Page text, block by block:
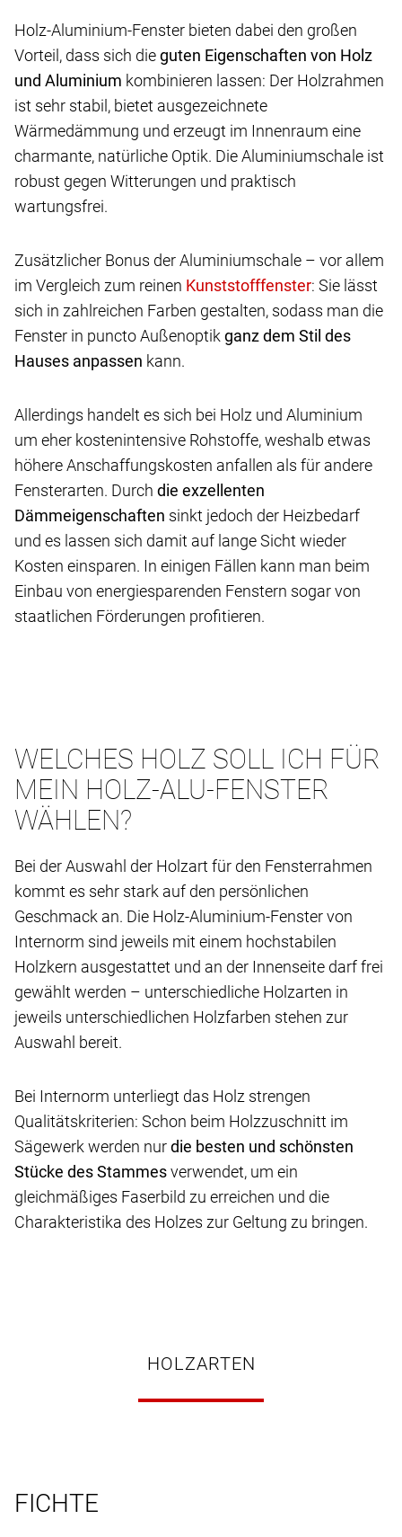
Holz-Aluminium-Fenster bieten dabei den großen
Vorteil, dass sich dieguten Eigenschaften von Holz
und Aluminium kombinieren lassen: Der Holzrahmen
ist sehr stabil, bietet ausgezeichnete
Wärmedämmung und erzeugt im Innenraum eine
charmante, natürliche Optik. Die Aluminiumschale ist
robust gegen Witterungen und praktisch
wartungsfrei.
Zusätzlicher Bonus der Aluminiumschale – vor allem
im Vergleich zum reinen
: Sie lässt
sich in zahlreichen Farben gestalten, sodass man die
Fenster in puncto Außenoptik ganz dem Stil des
Hauses anpassen kann.
Allerdings handelt es sich bei Holz und Aluminium
um eher kostenintensive Rohstoffe, weshalb etwas
höhere Anschaffungskosten anfallen als für andere
Fensterarten. Durch die exzellenten
Dämmeigenschaften sinkt jedoch der Heizbedarf
und es lassen sich damit auf lange Sicht wieder
Kosten einsparen. In einigen Fällen kann man beim
Einbau von energiesparenden Fenstern sogar von
staatlichen Förderungen profitieren.
WELCHES HOLZ SOLL ICH FÜR
MEIN HOLZ-ALU-FENSTER
WÄHLEN?
Bei der Auswahl der Holzart für den Fensterrahmen
kommt es sehr stark auf den persönlichen
Geschmack an. Die Holz-Aluminium-Fenster von
Internorm sind jeweils mit einem hochstabilen
Holzkern ausgestattet und an der Innenseite darf frei
gewählt werden – unterschiedliche Holzarten in
jeweils unterschiedlichen Holzfarben stehen zur
Auswahl bereit.
Bei Internorm unterliegt das Holz strengen
Qualitätskriterien: Schon beim Holzzuschnitt im
Sägewerk werden nurdie besten und schönsten
Stücke des Stammesverwendet, um ein
gleichmäßiges Faserbild zu erreichen und die
Charakteristika des Holzes zur Geltung zu bringen.
HOLZARTEN
FICHTE